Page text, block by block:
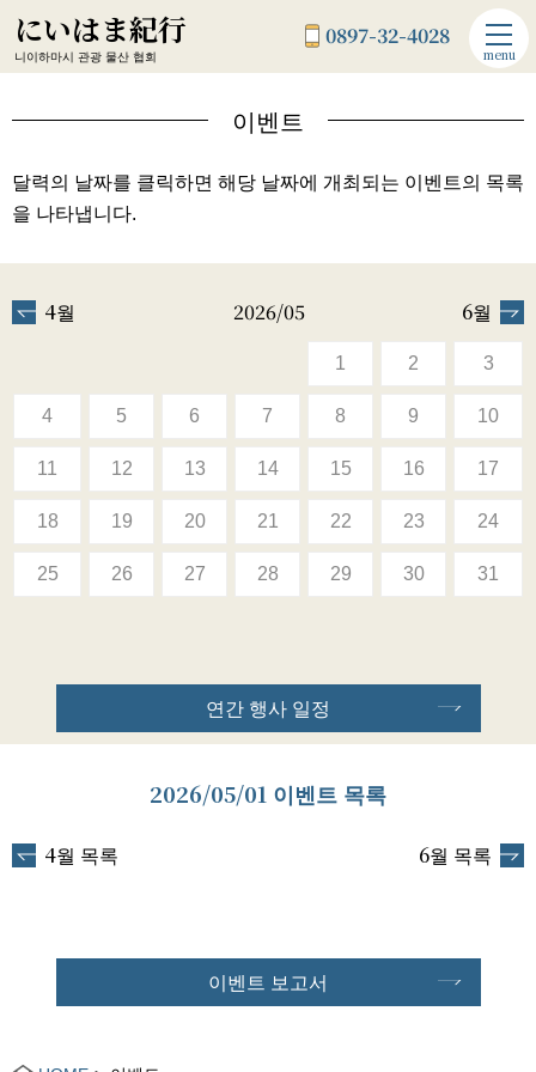
にいはま紀行
니이하마시 관광 물산 협회
0897-32-4028
menu
이벤트
달력의 날짜를 클릭하면 해당 날짜에 개최되는 이벤트의 목록
을 나타냅니다.
4월 2026/05 6월
1 2 3
4 5 6 7 8 9 10
11 12 13 14 15 16 17
18 19 20 21 22 23 24
25 26 27 28 29 30 31
연간 행사 일정
2026/05/01 이벤트 목록
4월 목록 6월 목록
이벤트 보고서